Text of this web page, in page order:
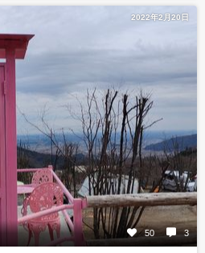
2022年2月20日
50 3